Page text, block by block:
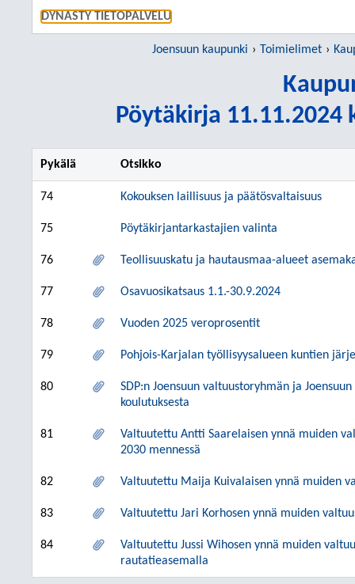
DYNASTY TIETOPALVELU
Joensuun kaupunki Toimielimet
Pöytäkirja 11.11.2024
Pykälä Otsikko
74 Kokouksen laillisuus ja päätösvaltaisuus
75 Pöytäkirjantarkastajien valinta
76 Teollisuuskatu ja hautausmaa-alueet
77 Osavuosikatsaus 1.1.-30.9.2024
78 Vuoden 2025 veroprosentit
79 Pohjois-Karjalan työllisyysalueen kuntien
80
SDP:n Joensuun valtuustoryhmän ja
koulutuksesta
81
Valtuutettu Antti Saarelaisen ynnä muiden
2030 mennessä
82 Valtuutettu Maija Kuivalaisen ynnä muiden
83 Valtuutettu Jari Korhosen ynnä muiden
84
Valtuutettu Jussi Wihosen ynnä muiden
rautatieasemalla